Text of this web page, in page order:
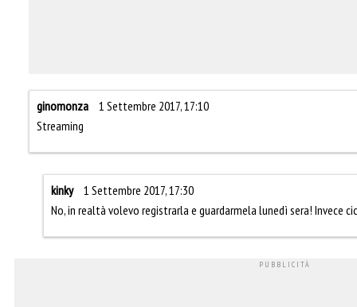
ginomonza
1 Settembre 2017, 17:10
Streaming
kinky
1 Settembre 2017, 17:30
No, in realtà volevo registrarla e guardarmela lunedì sera! Invece